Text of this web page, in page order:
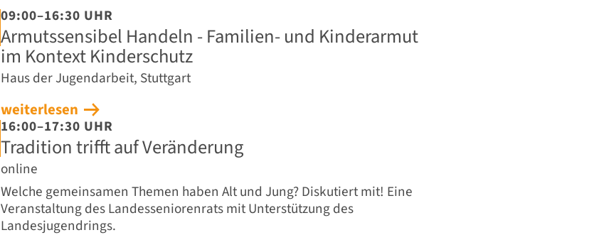
09:00–16:30 UHR
Armutssensibel Handeln - Familien- und Kinderarmut
im Kontext Kinderschutz
Haus der Jugendarbeit, Stuttgart
weiterlesen
16:00–17:30 UHR
Tradition trifft auf Veränderung
online
Welche gemeinsamen Themen haben Alt und Jung? Diskutiert mit! Eine
Veranstaltung des Landesseniorenrats mit Unterstützung des
Landesjugendrings.